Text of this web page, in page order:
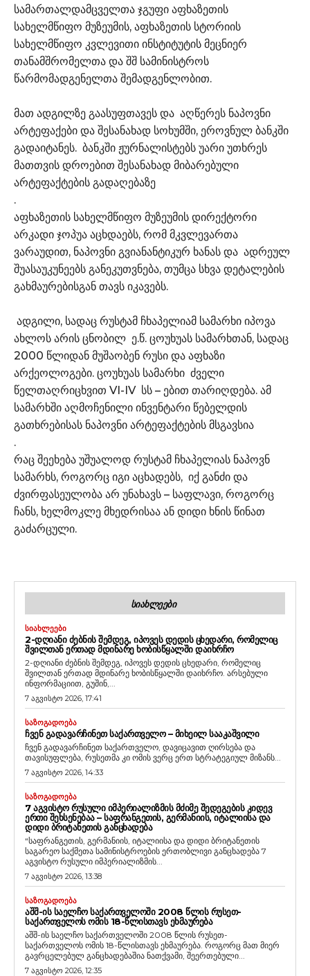
სამართალდამცველთა ჯგუფი აფხაზეთის
სახელმწიფო მუზეუმის, აფხაზეთის სტორიის
სახელმწიფო კვლევითი ინსტიტუტის მეცნიერ
თანამშრომელთა და შშ სამინისტროს
წარმომადგენელთა შემადგენლობით.
მათ ადგილზე გაასუფთავეს და აღწერეს ნაპოვნი
არტეფაქები და შესანახად სოხუმში, ეროვნულ ბანკში
გადაიტანეს. ბანკში ჟურნალისტებს უარი უთხრეს
მათთვის დროებით შესანახად მიბარებული
არტეფაქტების გადაღებაზე
.
აფხაზეთის სახელმწიფო მუზეუმის დირექტორი
არკადი ჯოპუა აცხდაებს, რომ მკვლევართა
ვარაუდით, ნაპოვნი გვიანანტიკურ ხანას და ადრეულ
შუასაუკუნეებს განეკუთვნება, თუმცა სხვა დეტალების
გახმაურებისგან თავს იკავებს.
ადგილი, სადაც რუსტამ ჩხაპელიამ სამარხი იპოვა
ახლოს არის ცნობილ ე.წ. ცოუხუას სამარხთან, სადაც
2000 წლიდან მუშაობენ რუსი და აფხაზი
არქეოლოგები. ცოუხუას სამარხი ძველი
წელთაღრიცხვით VI-IV სს – ებით თარიღდება. ამ
სამარხში აღმოჩენილი ინვენტარი წებელდის
გათხრებისას ნაპოვნი არტეფაქტების მსგავსია
.
რაც შეეხება უშუალოდ რუსტამ ჩხაპელიას ნაპოვნ
სამარხს, როგორც იგი აცხადებს, იქ განძი და
ძვირფასეულობა არ უნახავს – საფლავი, როგორც
ჩანს, ხელმოკლე მხედრისაა ან დიდი ხნის წინათ
გაძარცული.
ᲡᲘᲐᲮᲚᲔᲔᲑᲘ
ᲡᲘᲐᲮᲚᲔᲔᲑᲘ
2-ᲓᲦᲘᲐᲜᲘ ᲫᲔᲑᲜᲘᲡ ᲨᲔᲛᲓᲔᲒ, ᲘᲞᲝᲕᲔᲡ ᲓᲔᲓᲘᲡ ᲪᲮᲔᲓᲐᲠᲘ, ᲠᲝᲛᲔᲚᲘᲪ
ᲨᲕᲘᲚᲗᲐᲜ ᲔᲠᲗᲐᲓ ᲛᲓᲘᲜᲐᲠᲔ ᲮᲝᲑᲘᲡᲬᲧᲐᲚᲨᲘ ᲓᲐᲘᲮᲠᲩᲝ
2-დღიანი ძებნის შემდეგ, იპოვეს დედის ცხედარი, რომელიც
შვილთან ერთად მდინარე ხობისწყალში დაიხრჩო. არსებული
ინფორმაციით, გუშინ,...
7 აგვისტო 2026, 17:41
ᲡᲐᲖᲝᲒᲐᲓᲝᲔᲑᲐ
ᲩᲕᲔᲜ ᲒᲐᲓᲐᲕᲐᲠᲩᲘᲜᲔᲗ ᲡᲐᲥᲐᲠᲗᲕᲔᲚᲝ – ᲛᲘᲮᲔᲘᲚ ᲡᲐᲐᲙᲐᲨᲕᲘᲚᲘ
ჩვენ გადავარჩინეთ საქართველო, დავიცავით ღირსება და
თავისუფლება, რუსეთმა კი ომის ვერც ერთ სტრატეგიულ მიზანს...
7 აგვისტო 2026, 14:33
ᲡᲐᲖᲝᲒᲐᲓᲝᲔᲑᲐ
7 ᲐᲒᲕᲘᲡᲢᲝ ᲠᲣᲡᲣᲚᲘ ᲘᲛᲞᲔᲠᲘᲐᲚᲘᲖᲛᲘᲡ ᲛᲫᲘᲛᲔ ᲨᲔᲓᲔᲒᲔᲑᲘᲡ ᲙᲘᲓᲔᲕ
ᲔᲠᲗᲘ ᲨᲔᲮᲡᲔᲜᲔᲑᲐᲐ – ᲡᲐᲤᲠᲐᲜᲒᲔᲗᲘᲡ, ᲒᲔᲠᲛᲐᲜᲘᲘᲡ, ᲘᲢᲐᲚᲘᲘᲡᲐ ᲓᲐ
ᲓᲘᲓᲘ ᲑᲠᲘᲢᲐᲜᲔᲗᲘᲡ ᲒᲐᲜᲪᲮᲐᲓᲔᲑᲐ
“საფრანგეთის, გერმანიის, იტალიისა და დიდი ბრიტანეთის
საგარეო საქმეთა სამინისტროების ერთობლივი განცხადება 7
აგვისტო რუსული იმპერიალიზმის...
7 აგვისტო 2026, 13:38
ᲡᲐᲖᲝᲒᲐᲓᲝᲔᲑᲐ
ᲐᲨᲨ-ᲘᲡ ᲡᲐᲔᲚᲩᲝ ᲡᲐᲥᲐᲠᲗᲕᲔᲚᲝᲨᲘ 2008 ᲬᲚᲘᲡ ᲠᲣᲡᲔᲗ-
ᲡᲐᲥᲐᲠᲗᲕᲔᲚᲝᲡ ᲝᲛᲘᲡ 18-ᲬᲚᲘᲡᲗᲐᲕᲡ ᲔᲮᲛᲐᲣᲠᲔᲑᲐ
აშშ-ის საელჩო საქართველოში 2008 წლის რუსეთ-
საქართველოს ომის 18-წლისთავს ეხმაურება. როგორც მათ მიერ
გავრცელებულ განცხადებაშია ნათქვამი, შეერთებული...
7 აგვისტო 2026, 12:35